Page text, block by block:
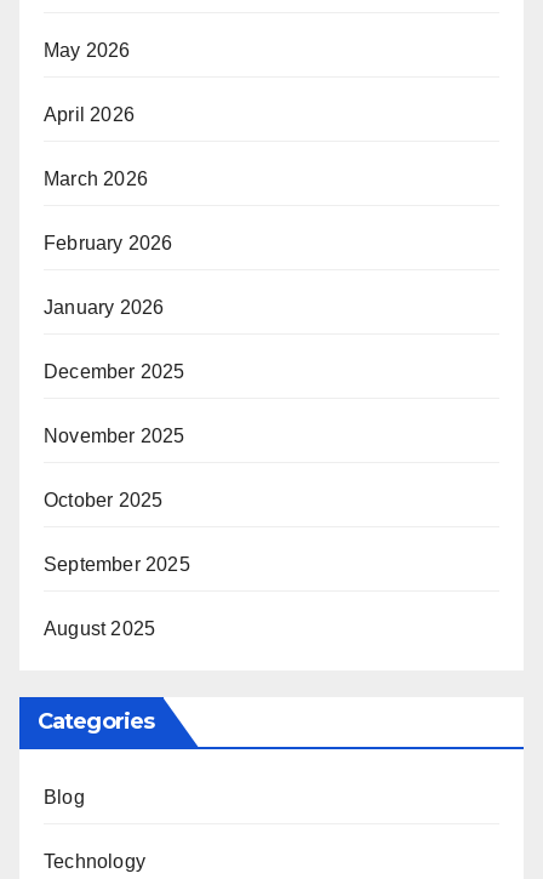
May 2026
April 2026
March 2026
February 2026
January 2026
December 2025
November 2025
October 2025
September 2025
August 2025
Categories
Blog
Technology